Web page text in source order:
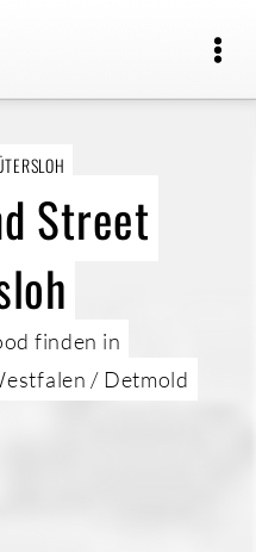
Street
finden in
/ Detmold